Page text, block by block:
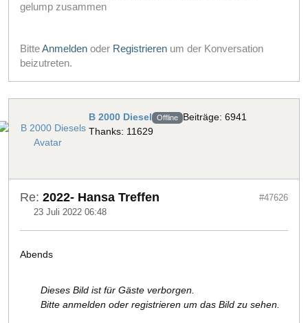
gelump zusammen
BitteAnmelden oder Registrieren um der Konversation
beizutreten.
B 2000 Diesel Offline Beiträge: 6941
Thanks: 11629
Re: 2022- Hansa Treffen
23 Juli 2022 06:48
#47626
Abends
Dieses Bild ist für Gäste verborgen.
Bitte anmelden oder registrieren um das Bild zu sehen.